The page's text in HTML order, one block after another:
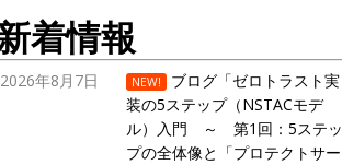
着情報
2026年8月7日 NEW!
ブログ「ゼロトラスト実
装の5ステップ（NSTACモデ
ル）入門 ～ 第1回：5ステッ
プの全体像と「プロテクトサー